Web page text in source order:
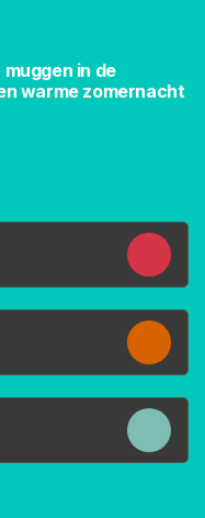
in de
warme zomernacht